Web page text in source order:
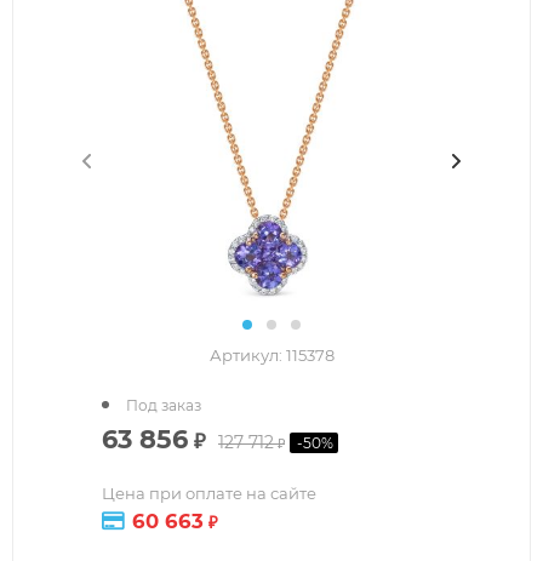
Артикул: 115378
63 856 ₽ 127 712₽ -50%
Цена при оплате на сайте
60 663 ₽
Под заказ